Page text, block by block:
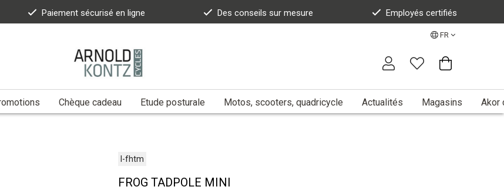
Paiement sécurisé en ligne Des conseils sur mesure Employés certifiés
FR
Chèque cadeau Etude posturale Motos, scooters, quadricycle Actualités Magasins Akor
l-fhtm
FROG TADPOLE MINI